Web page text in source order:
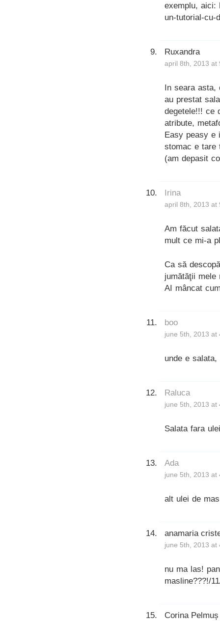
exemplu, aici:
un-tutorial-
Ruxandra
april 8th, 2013 at
In seara asta,
au prestat
degetele!!! ce
atribute,
Easy peasy e
stomac e tare
(am depasit
Irina
april 8th, 2013 at
Am făcut
mult ce mi-a
Ca să
jumătăţii mele
AI mâncat
boo
june 5th, 2013 at
unde e
Raluca
june 5th, 2013 at
Salata fara
Ada
june 5th, 2013 at
alt ulei de
anamaria
june 5th, 2013 at
nu ma las!
masline???!/
Corina Pelmuș